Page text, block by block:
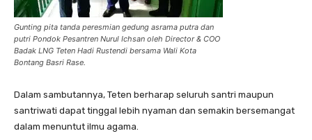
Gunting pita tanda peresmian gedung asrama putra dan
putri Pondok Pesantren Nurul Ichsan oleh Director & COO
Badak LNG Teten Hadi Rustendi bersama Wali Kota
Bontang Basri Rase.
Dalam sambutannya, Teten berharap seluruh santri maupun
santriwati dapat tinggal lebih nyaman dan semakin bersemangat
dalam menuntut ilmu agama.